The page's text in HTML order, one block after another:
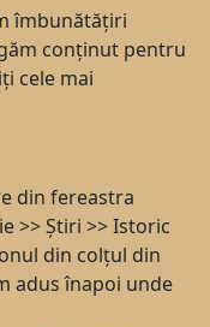
îmbunătățiri
conținut pentru
cele mai
din fereastra
>> Știri >> Istoric
din colțul din
adus înapoi unde